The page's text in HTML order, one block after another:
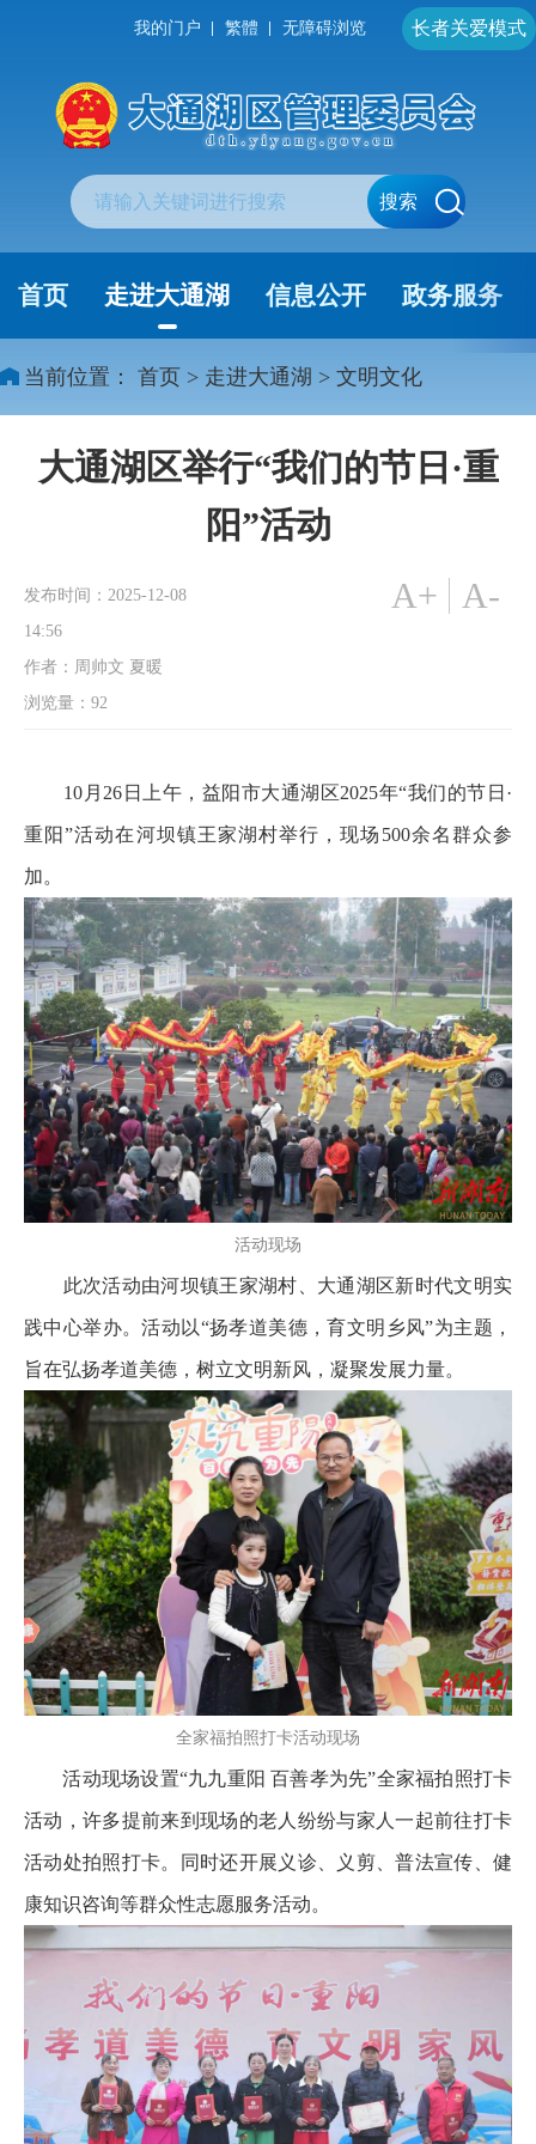
我的门户 繁體 无障碍浏览 长者关爱模式
搜索
首页 走进大通湖 信息公开 政务服务
当前位置： 首页 > 走进大通湖 > 文明文化
大通湖区举行“我们的节日·重
阳”活动
发布时间：2025-12-08
14:56
作者：周帅文 夏暖
浏览量： 92
A+ A-
10月26日上午，益阳市大通湖区2025年“我们的节日·
重阳”活动在河坝镇王家湖村举行，现场500余名群众参
加。
活动现场
此次活动由河坝镇王家湖村、大通湖区新时代文明实
践中心举办。活动以“扬孝道美德，育文明乡风”为主题，
旨在弘扬孝道美德，树立文明新风，凝聚发展力量。
全家福拍照打卡活动现场
活动现场设置“九九重阳 百善孝为先”全家福拍照打卡
活动，许多提前来到现场的老人纷纷与家人一起前往打卡
活动处拍照打卡。同时还开展义诊、义剪、普法宣传、健
康知识咨询等群众性志愿服务活动。